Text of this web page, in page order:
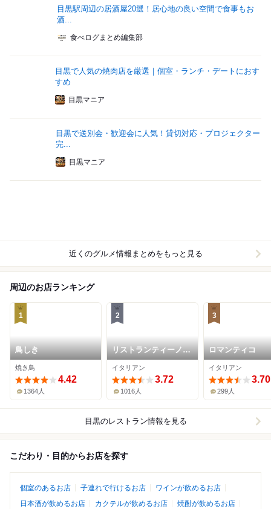
目黒駅周辺の居酒屋20選！居心地の良い空間で食事もお
酒...
食べログまとめ編集部
目黒で人気の焼肉店を厳選｜個室・ランチ・デートにおす
すめ
目黒マニア
目黒で送別会・歓迎会に人気！貸切対応・プロジェクター
完...
目黒マニア
近くのグルメ情報まとめをもっと見る
周辺のお店ランキング
1
鳥しき
焼き鳥
4.42
1364人
2
リストランティーノ
ルベロ
イタリアン
3.72
1016人
3
ロマンティコ
イタリアン
3.70
299人
目黒のレストラン情報を見る
こだわり・目的からお店を探す
個室のあるお店 子連れで行けるお店
ワインが飲めるお店
日本酒が飲めるお店
カクテルが飲めるお店
焼酎が飲めるお店